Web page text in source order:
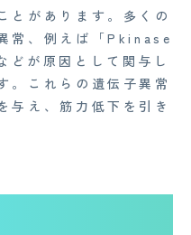
とがあります。多くの
常、例えば「Pkinase
が原因として関与し
。これらの遺伝子異常
与え、筋力低下を引き